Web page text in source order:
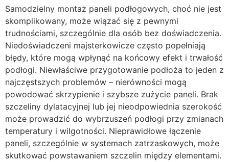
Samodzielny montaż paneli podłogowych, choć nie jest
skomplikowany, może wiązać się z pewnymi
trudnościami, szczególnie dla osób bez doświadczenia.
Niedoświadczeni majsterkowicze często popełniają
błędy, które mogą wpłynąć na końcowy efekt i trwałość
podłogi. Niewłaściwe przygotowanie podłoża to jeden z
najczęstszych problemów – nierówności mogą
powodować skrzypienie i szybsze zużycie paneli. Brak
szczeliny dylatacyjnej lub jej nieodpowiednia szerokość
może prowadzić do wybrzuszeń podłogi przy zmianach
temperatury i wilgotności. Nieprawidłowe łączenie
paneli, szczególnie w systemach zatrzaskowych, może
skutkować powstawaniem szczelin między elementami.